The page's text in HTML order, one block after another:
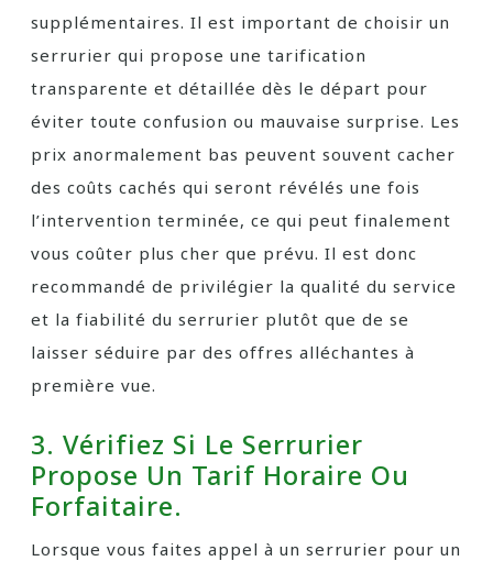
supplémentaires. Il est important de choisir un
serrurier qui propose une tarification
transparente et détaillée dès le départ pour
éviter toute confusion ou mauvaise surprise. Les
prix anormalement bas peuvent souvent cacher
des coûts cachés qui seront révélés une fois
l’intervention terminée, ce qui peut finalement
vous coûter plus cher que prévu. Il est donc
recommandé de privilégier la qualité du service
et la fiabilité du serrurier plutôt que de se
laisser séduire par des offres alléchantes à
première vue.
3. Vérifiez Si Le Serrurier
Propose Un Tarif Horaire Ou
Forfaitaire.
Lorsque vous faites appel à un serrurier pour un